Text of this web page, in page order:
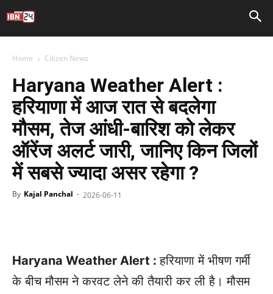
Home Citizen News
Haryana Weather Alert :
हरियाणा में आज रात से बदलेगा
मौसम, तेज आंधी-बारिश को लेकर
ऑरेंज अलर्ट जारी, जानिए किन जिलों
में सबसे ज्यादा असर रहेगा ?
By Kajal Panchal - 2026-06-11
Haryana Weather Alert :हरियाणा में भीषण गर्मी
के बीच मौसम ने करवट लेने की तैयारी कर ली है। मौसम